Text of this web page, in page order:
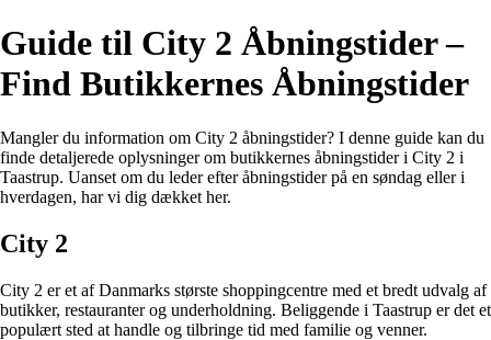
Guide til City 2 Åbningstider –
Find Butikkernes Åbningstider
Mangler du information om City 2 åbningstider? I denne guide kan du
finde detaljerede oplysninger om butikkernes åbningstider i City 2 i
Taastrup. Uanset om du leder efter åbningstider på en søndag eller i
hverdagen, har vi dig dækket her.
City 2
City 2 er et af Danmarks største shoppingcentre med et bredt udvalg af
butikker, restauranter og underholdning. Beliggende i Taastrup er det et
populært sted at handle og tilbringe tid med familie og venner.